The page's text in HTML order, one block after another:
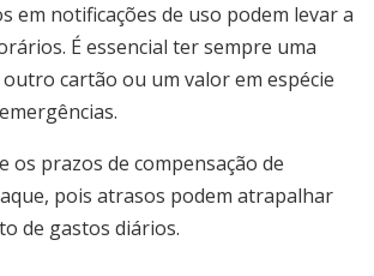
em notificações de uso podem levar a
É essencial ter sempre uma
cartão ou um valor em espécie
os prazos de compensação de
pois atrasos podem atrapalhar
de gastos diários.